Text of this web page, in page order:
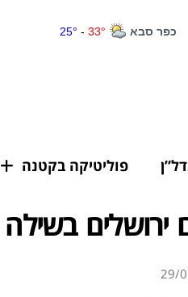
פוליטיקה בקטנה
ירושלים בשילה
29/